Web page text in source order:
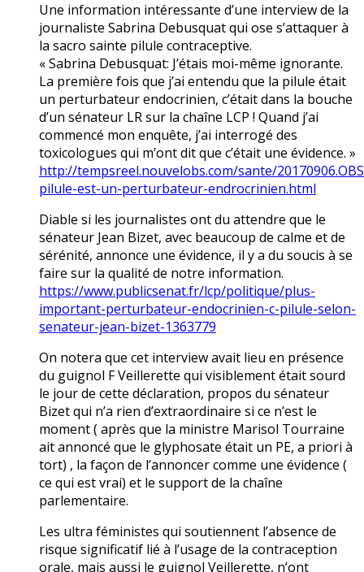
Une information intéressante d’une interview de la
journaliste Sabrina Debusquat qui ose s’attaquer à
la sacro sainte pilule contraceptive.
« Sabrina Debusquat: J’étais moi-même ignorante.
La première fois que j’ai entendu que la pilule était
un perturbateur endocrinien, c’était dans la bouche
d’un sénateur LR sur la chaîne LCP ! Quand j’ai
commencé mon enquête, j’ai interrogé des
toxicologues qui m’ont dit que c’était une évidence. »
http://tempsreel.nouvelobs.com/sante/
pilule-est-un-perturbateur-endrocrinien.html
Diable si les journalistes ont du attendre que le
sénateur Jean Bizet, avec beaucoup de calme et de
sérénité, annonce une évidence, il y a du soucis à se
faire sur la qualité de notre information.
https://www.publicsenat.fr/lcp/politique/plus-
important-perturbateur-endocrinien-c-pilule-selon-
senateur-jean-bizet-1363779
On notera que cet interview avait lieu en présence
du guignol F Veillerette qui visiblement était sourd
le jour de cette déclaration, propos du sénateur
Bizet qui n’a rien d’extraordinaire si ce n’est le
moment ( après que la ministre Marisol Tourraine
ait annoncé que le glyphosate était un PE, a priori à
tort) , la façon de l’annoncer comme une évidence (
ce qui est vrai) et le support de la chaîne
parlementaire.
Les ultra féministes qui soutiennent l’absence de
risque significatif lié à l’usage de la contraception
orale, mais aussi le guignol Veillerette, n’ont